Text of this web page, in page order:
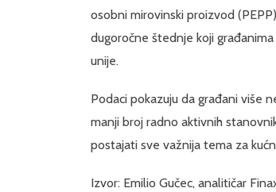
osobni mirovinski proizvod
dugoročne štednje koji
unije.
Podaci pokazuju da građani više
manji broj radno aktivnih
postajati sve važnija tema za
Izvor: Emilio Gučec, analitičar